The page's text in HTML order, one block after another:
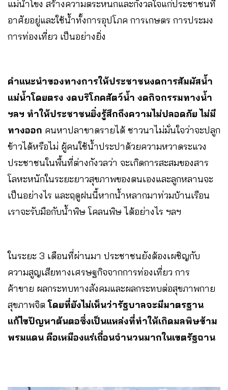
แม่น้ำโขง สร้างความตระหนกและกังวลใจแก่ประชาชนที่
อาศัยอยู่และใช้น้ำทั้งการอุปโภค การเกษตร การประมง
การท่องเที่ยว เป็นอย่างยิ่ง
คำแนะนำของทางการให้ประชาชนงดการสัมผัสน้ำ
แม่น้ำโดยตรง งดบริโภคสัตว์น้ำ งดกิจกรรมทางน้ำ
ฯลฯ ทำให้ประชาชนยิ่งรู้สึกถึงความไม่ปลอดภัย ไม่มี
ทางออก คนหาปลาขาดรายได้ ชาวนาไม่มั่นใจว่าจะปลูก
ข้าวได้หรือไม่ ผู้คนใช้น้ำประปาด้วยความหวาดระแวง
ประชาชนในพื้นที่ต่างกังวลว่า จะเกิดการสะสมของสาร
โลหะหนักในระยะยาวสุขภาพของตนเองและลูกหลานจะ
เป็นอย่างไร และฤดูฝนนี้หากน้ำหลากมาท่วมบ้านเรือน
เราจะรับมือกับน้ำพิษ โคลนพิษ ได้อย่างไร ฯลฯ
ในระยะ 3 เดือนที่ผ่านมา ประชาชนยังต้องเผชิญกับ
ความสูญเสียทางเศรษฐกิจจากการท่องเที่ยว การ
ค้าขาย ผลกระทบทางสังคมและผลกระทบต่อสุขภาพกาย
สุขภาพจิต โดยที่ยังไม่เห็นว่ารัฐบาลจะมีมาตรฐาน
แก้ไขปัญหาต้นตอซึ่งเป็นแหล่งที่ทำให้เกิดมลพิษข้าม
พรมแดน คือเหมืองแร่เถื่อนจำนวนมากในเขตรัฐฉาน